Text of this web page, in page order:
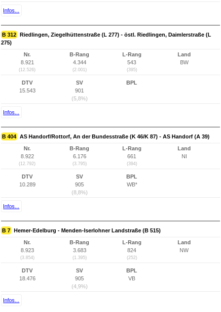
Infos...
B 312 Riedlingen, Ziegelhüttenstraße (L 277) - östl. Riedlingen, Daimlerstraße (L
275)
Nr.
8.921
(12.526)
B-Rang
4.344
(2.001)
L-Rang
543
(395)
Land
BW
DTV
15.543
SV
901
(5,8%)
BPL
Infos...
B 404 AS Handorf/Rottorf, An der Bundesstraße (K 46/K 87) - AS Handorf (A 39)
Nr.
8.922
(12.792)
B-Rang
6.176
(3.795)
L-Rang
661
(394)
Land
NI
DTV
10.289
SV
905
(8,8%)
BPL
WB*
Infos...
B 7 Hemer-Edelburg - Menden-Iserlohner Landstraße (B 515)
Nr.
8.923
(3.854)
B-Rang
3.683
(1.395)
L-Rang
824
(252)
Land
NW
DTV
18.476
SV
905
(4,9%)
BPL
VB
Infos...